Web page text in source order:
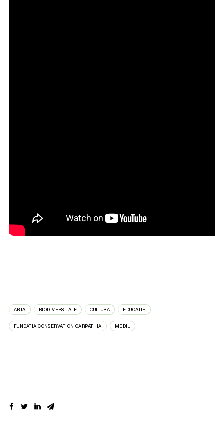
ARTA BIODIVERSITATE CULTURA EDUCATIE
FUNDAȚIA CONSERVATION CARPATHIA MEDIU